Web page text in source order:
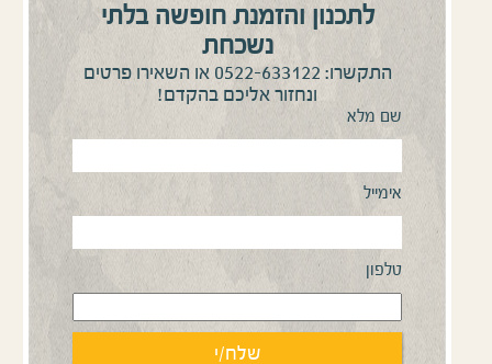
לתכנון והזמנת חופשה בלתי
נשכחת
התקשרו: 0522-633122 או השאירו פרטים
ונחזור אליכם בהקדם!
שם מלא
אימייל
טלפון